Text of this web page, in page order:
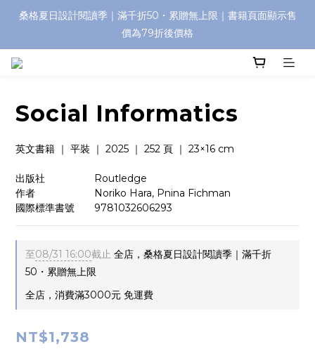
桑格夏日設計閱讀季｜滿千折50・累贈無上限｜書籍頁面顯示售
價為79折後價格
Social Informatics
英文書籍 ｜ 平裝 ｜ 2025 ｜ 252 頁 ｜ 23×16 cm
出版社　　   　    Routledge
作者　　　　       Noriko Hara, Pnina Fichman
國際標準書號       9781032606293
至08/31 16:00截止 全店，桑格夏日設計閱讀季｜滿千折
50・累贈無上限
全店，消費滿3000元 免運費
NT$1,738